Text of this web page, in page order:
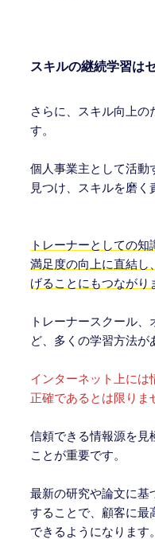
スキルの継続学習は
さらに、スキル向上
す。
個人事業主として活動
見つけ、スキルを磨く
トレーナーとしての
満足度の向上に直結し
げることにもつながり
トレーナースクール
ど、多くの学習方法が
インターネット上には
正確であるとは限りま
信頼できる情報源を見
ことが重要です。
最新の研究や論文に基
することで、顧客に最
できるようになります。